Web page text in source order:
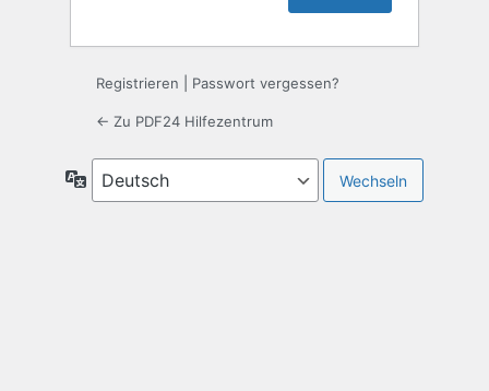
Registrieren Passwort vergessen?
← Zu PDF24 Hilfezentrum
Sprache